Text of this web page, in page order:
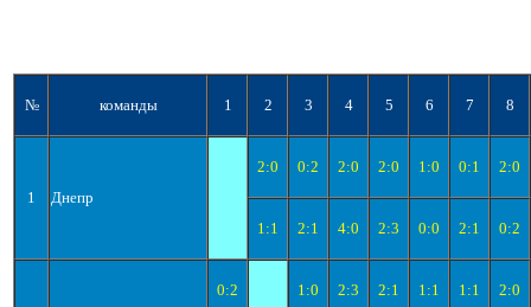
№ команды 1 2 3 4 5 6 7 8
1 Днепр
2:0 0:2 2:0 2:0 1:0 0:1 2:0
1:1 2:1 4:0 2:3 0:0 2:1 0:2
0:2 1:0 2:3 2:1 1:1 1:1 2:0